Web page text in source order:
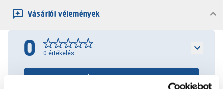
Vásárlói vélemények
0 0 értékelés
Értékelés írása